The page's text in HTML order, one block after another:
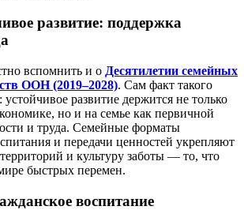
развитие: поддержка
вспомнить и о Десятилетии семейных
ООН (2019–2028). Сам факт такого
устойчивое развитие держится не только
но и на семье как первичной
и труда. Семейные форматы
и передачи ценностей укрепляют
и культуру заботы — то, что
быстрых перемен.
воспитание